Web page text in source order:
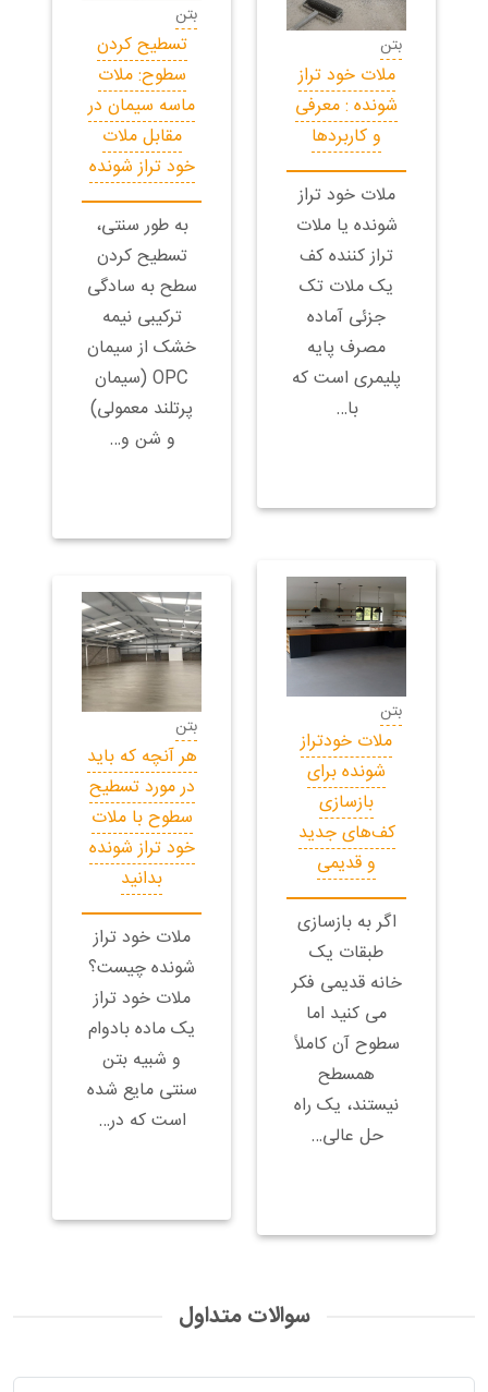
بتن
ملات خود تراز
شونده : معرفی
و کاربردها
ملات خود تراز
شونده یا ملات
تراز کننده کف
یک ملات تک
جزئی آماده
مصرف پایه
پلیمری است که
با…
بتن
تسطیح کردن
سطوح: ملات
ماسه سیمان در
مقابل ملات
خود تراز شونده
به طور سنتی،
تسطیح‌ کردن
سطح به سادگی
ترکیبی نیمه
خشک از سیمان
OPC (سیمان
پرتلند معمولی)
و شن و…
بتن
ملات خودتراز
شونده برای
بازسازی
کف‌های جدید
و قدیمی
اگر به بازسازی
طبقات یک
خانه قدیمی فکر
می کنید اما
سطوح آن کاملاً
همسطح
نیستند، یک راه
حل عالی…
بتن
هر آنچه که باید
در مورد تسطیح
سطوح با ملات
خود تراز شونده
بدانید
ملات خود تراز
شونده چیست؟
ملات خود تراز
یک ماده بادوام
و شبیه بتن
سنتی مایع شده
است که در…
سوالات متداول